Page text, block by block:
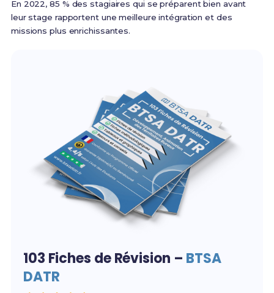
En 2022, 85 % des stagiaires qui se préparent bien avant
leur stage rapportent une meilleure intégration et des
missions plus enrichissantes.
103 Fiches de Révision – BTSA
DATR